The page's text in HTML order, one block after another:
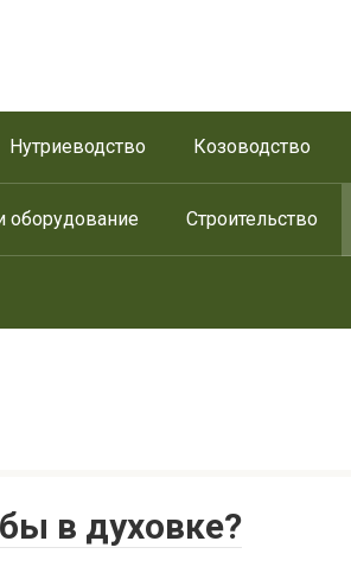
Нутриеводство Козоводство
оборудование Строительство
в духовке?